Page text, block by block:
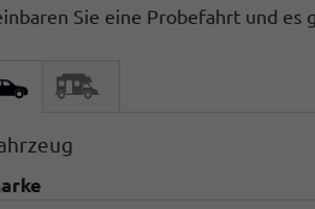
Sie eine Probefahrt und es